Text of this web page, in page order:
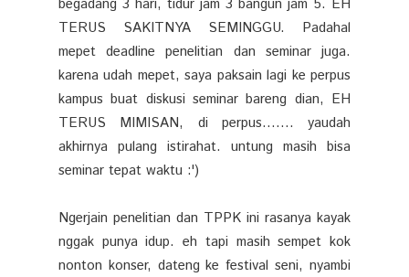
begadang 3 hari, tidur jam 3 bangun jam 5. EH
TERUS SAKITNYA SEMINGGU. Padahal
mepet deadline penelitian dan seminar juga.
karena udah mepet, saya paksain lagi ke perpus
kampus buat diskusi seminar bareng dian, EH
TERUS MIMISAN, di perpus....... yaudah
akhirnya pulang istirahat. untung masih bisa
seminar tepat waktu :')
Ngerjain penelitian dan TPPK ini rasanya kayak
nggak punya idup. eh tapi masih sempet kok
nonton konser, dateng ke festival seni, nyambi